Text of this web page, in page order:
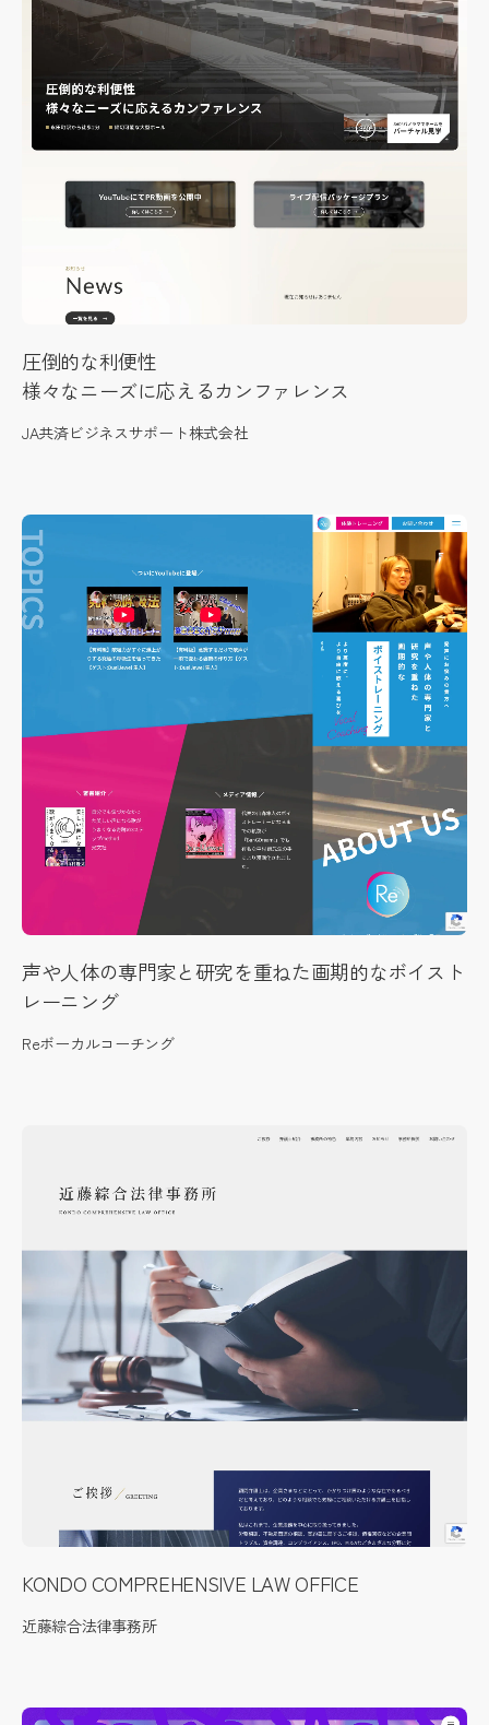
圧倒的な利便性
様々なニーズに応えるカンファレンス
JA共済ビジネスサポート株式会社
声や人体の専門家と研究を重ねた画期的なボイスト
レーニング
Reボーカルコーチング
KONDO COMPREHENSIVE LAW OFFICE
近藤綜合法律事務所